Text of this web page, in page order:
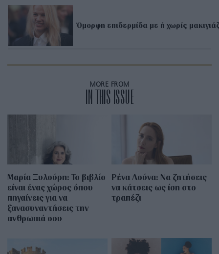
Όμορφη επιδερμίδα με ή χωρίς
MORE FROM
IN THIS ISSUE
Μαρία Ξυλούρη: Το βιβλίο
είναι ένας χώρος όπου
πηγαίνεις για να
ξανασυναντήσεις την
ανθρωπιά σου
Ρένα Λούνα: Να ζητήσεις
να κάτσεις ως ίση στο
τραπέζι